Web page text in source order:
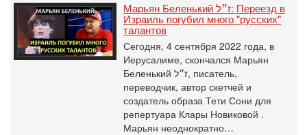
Марьян Беленький ז״ל: Переезд в
Израиль погубил много "русских"
талантов
Сегодня, 4 сентября 2022 года, в
Иерусалиме, скончался Марьян
Беленький ז״ל, писатель,
переводчик, автор скетчей и
создатель образа Тети Сони для
репертуара Клары Новиковой .
Марьян неоднократно…